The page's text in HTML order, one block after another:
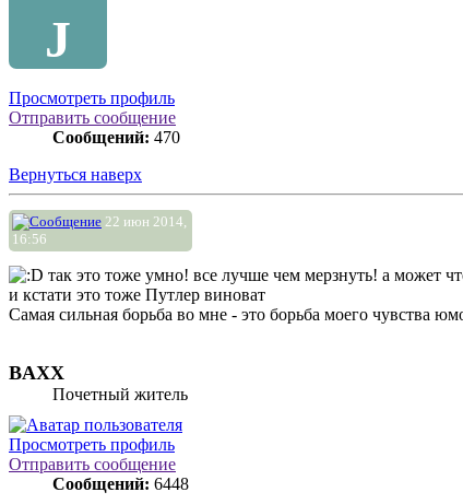
J
Просмотреть профиль
Отправить сообщение
Сообщений: 470
Вернуться наверх
22 июн 2014,
16:56
так это тоже умно! все лучше чем мерзнуть! а может
и кстати это тоже Путлер виноват
Самая сильная борьба во мне - это борьба моего чувства
BAXX
Почетный житель
Просмотреть профиль
Отправить сообщение
Сообщений: 6448